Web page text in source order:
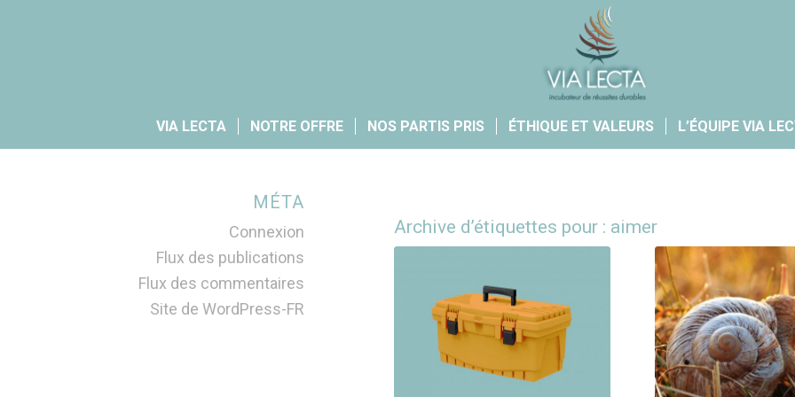
VIA LECTA NOTRE OFFRE NOS PARTIS PRIS ÉTHIQUE ET VALEURS L’ÉQUIPE VIA
Archive d’étiquettes pour : aimer
MÉTA
Connexion
Flux des publications
Flux des commentaires
Site de WordPress-FR